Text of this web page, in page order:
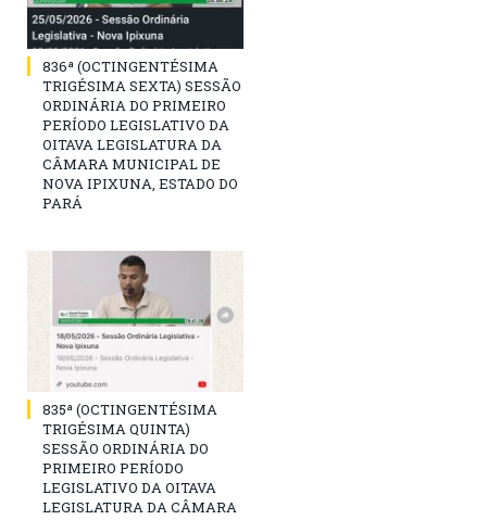
836ª (OCTINGENTÉSIMA
TRIGÉSIMA SEXTA) SESSÃO
ORDINÁRIA DO PRIMEIRO
PERÍODO LEGISLATIVO DA
OITAVA LEGISLATURA DA
CÂMARA MUNICIPAL DE
NOVA IPIXUNA, ESTADO DO
PARÁ
835ª (OCTINGENTÉSIMA
TRIGÉSIMA QUINTA)
SESSÃO ORDINÁRIA DO
PRIMEIRO PERÍODO
LEGISLATIVO DA OITAVA
LEGISLATURA DA CÂMARA